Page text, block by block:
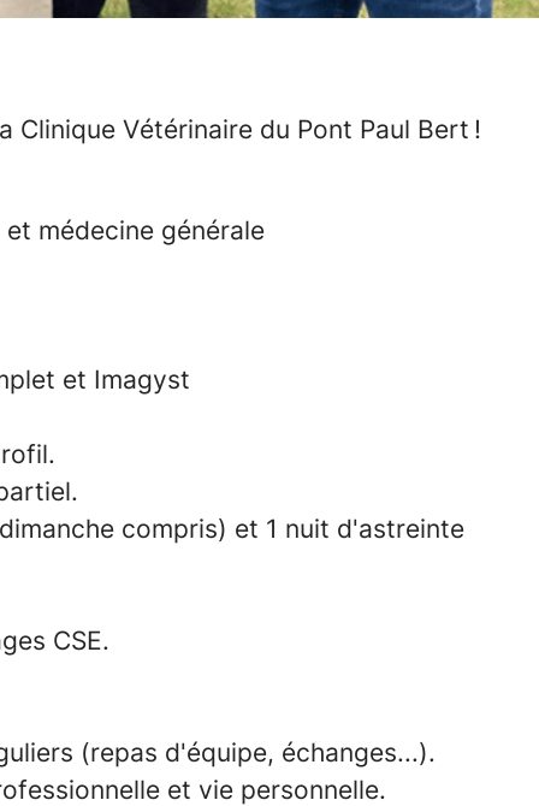
Clinique Vétérinaire du Pont Paul Bert !
médecine générale
et Imagyst
compris) et 1 nuit d'astreinte
CSE.
(repas d'équipe, échanges...).
et vie personnelle.